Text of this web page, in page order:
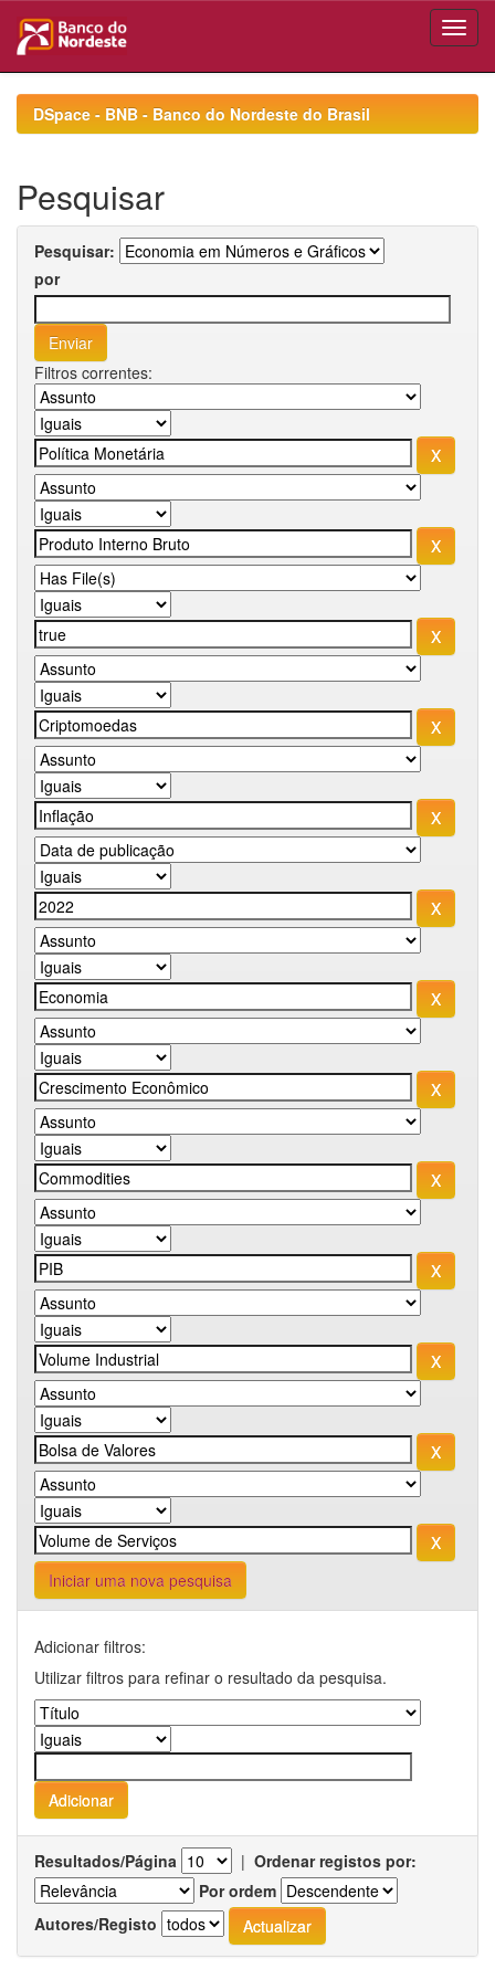
navigationDSpace - BNB - Banco do Nordeste do Brasil
Pesquisar
Pesquisar:
por
Filtros correntes:
Iniciar uma nova pesquisa
Adicionar filtros:
Utilizar filtros para refinar o resultado da pesquisa.
Resultados/Página | Ordenar registos por:
Por ordem
Autores/Registo